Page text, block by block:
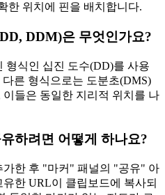
한 위치에 핀을 배치합니다.
DDM)은 무엇인가요?
형식인 십진 도수(DD)를 사용
다른 형식으로는 도분초(DMS)
들은 동일한 지리적 위치를 나
하려면 어떻게 하나요?
가한 후 "마커" 패널의 "공유" 아
한 URL이 클립보드에 복사되